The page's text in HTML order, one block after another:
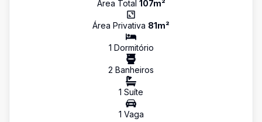
Área Total 107m²
Área Privativa 81m²
1 Dormitório
2 Banheiros
1 Suíte
1 Vaga